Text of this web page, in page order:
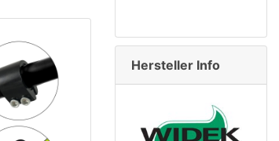
Hersteller Info